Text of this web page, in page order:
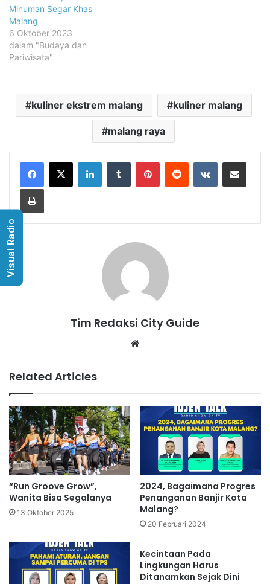
Minuman Segar Khas
Malang
6 Oktober 2023
dalam "Budaya dan
Pariwisata"
kuliner ekstrem malang kuliner malang
malang raya
LinkedInTumblr PinterestReddit VKontakteShare via Email
Print
Tim Redaksi City Guide
Related Articles
“Run Groove Grow”,
Wanita Bisa Segalanya
13 Oktober 2025
2024, Bagaimana Progres
Penanganan Banjir Kota
Malang?
20 Februari 2024
Kecintaan Pada
Lingkungan Harus
Ditanamkan Sejak Dini
Visual Radio